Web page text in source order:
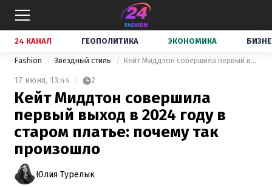
24 КАНАЛ ГЕОПОЛИТИКА ЭКОНОМИКА
Fashion Звездный стиль Кейт Миддтон совершила первый выход в 2024 году в старом платье: почему так произошло
17 июня, 13:44 2
Кейт Миддтон совершила
первый выход в 2024 году в
старом платье: почему так
произошло
Юлия Турелык